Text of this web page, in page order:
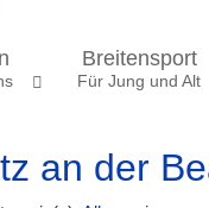
Breitensport
Für Jung und Alt
an der